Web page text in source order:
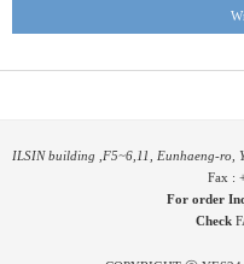
ILSIN building ,F5~6,11, Eunhaeng-ro,
Fax :
For order
Check